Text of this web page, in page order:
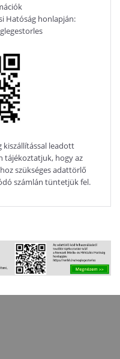
Hatóság honlapján:
leadott
tájékoztatjuk, hogy az
szükséges adattörlő
számlán tüntetjük fel.